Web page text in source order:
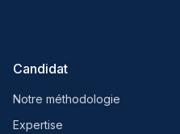
Candidat
Notre méthodologie
Expertise